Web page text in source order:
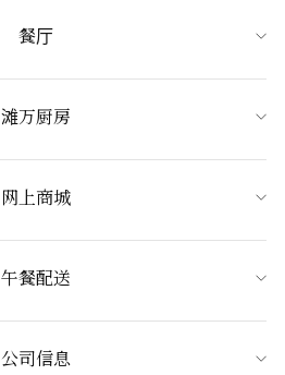
餐厅
滩万厨房
网上商城
午餐配送
公司信息